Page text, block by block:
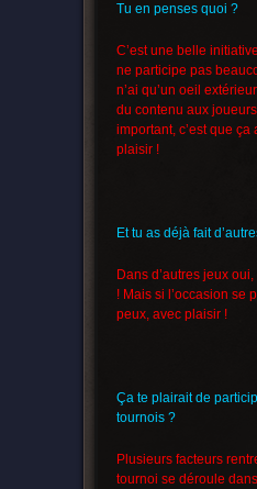
Tu en penses quoi ?
C’est une belle
ne participe pas
n’ai qu’un oeil
du contenu aux
important, c’est que ça
plaisir !
Et tu as déjà fait
Dans d’autres jeux
! Mais si l’occasion se
peux, avec plaisir !
Ça te plairait de
tournois ?
Plusieurs facteurs
tournoi se déroule